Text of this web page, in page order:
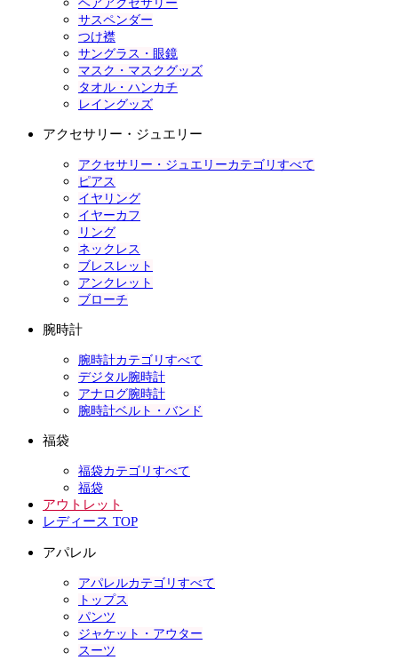
ヘアアクセサリー
サスペンダー
つけ襟
サングラス・眼鏡
マスク・マスクグッズ
タオル・ハンカチ
レイングッズ
アクセサリー・ジュエリー
アクセサリー・ジュエリーカテゴリすべて
ピアス
イヤリング
イヤーカフ
リング
ネックレス
ブレスレット
アンクレット
ブローチ
腕時計
腕時計カテゴリすべて
デジタル腕時計
アナログ腕時計
腕時計ベルト・バンド
福袋
福袋カテゴリすべて
福袋
アウトレット
レディース TOP
アパレル
アパレルカテゴリすべて
トップス
パンツ
ジャケット・アウター
スーツ